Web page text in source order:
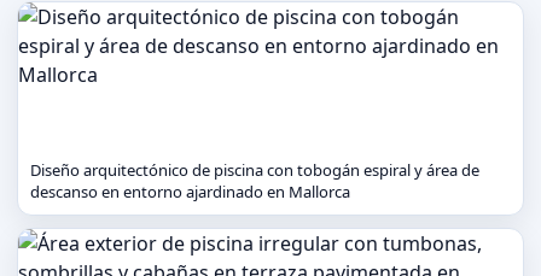
Diseño arquitectónico de piscina con tobogán espiral y área de
descanso en entorno ajardinado en Mallorca